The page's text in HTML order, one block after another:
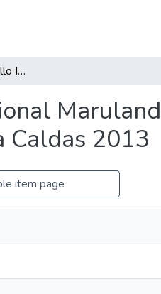
Plan de Acción Desarrollo Institucional Marulanda Caldas 2013: PA Desarrollo Institucional Marulanda Caldas 2013
Caldas 2013
item page